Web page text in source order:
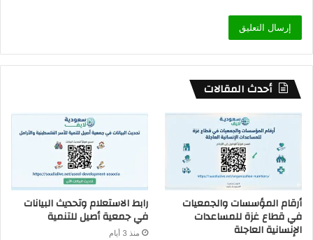
أحدث المقالات
أرقام المؤسسات والجمعيات
في قطاع غزة للمساعدات
الإنسانية العاجلة
رابط الاستعلام وتحديث البيانات
في جمعية أصيل للتنمية
منذ 3 أيام